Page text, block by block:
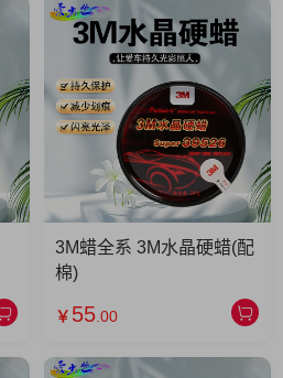
3M蜡全系 3M水晶硬蜡(配
棉)
￥ 55 .00